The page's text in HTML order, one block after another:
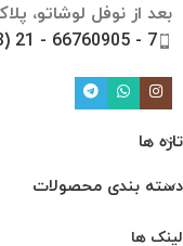
بعد از نوفل لوشاتو، پلاک ۳۶۷، طبقه 4،
21 - 66760905 - 7
تازه ها
دسته بندی محصولات
لینک ها